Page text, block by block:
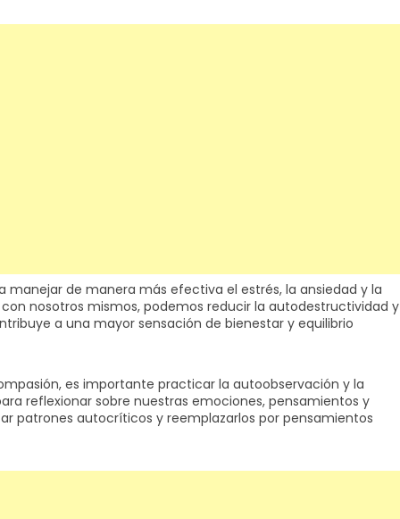
de manera más efectiva el estrés, la ansiedad y la
nosotros mismos, podemos reducir la autodestructividad y
a una mayor sensación de bienestar y equilibrio
es importante practicar la autoobservación y la
reflexionar sobre nuestras emociones, pensamientos y
patrones autocríticos y reemplazarlos por pensamientos